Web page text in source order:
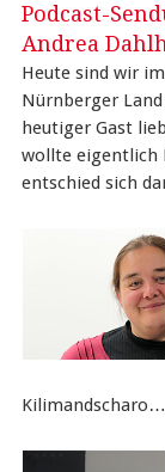
Podcast-
Andrea
Heute sind wir
Nürnberger
heutiger Gast
wollte eigentlich
entschied sich
Kilimandscharo…